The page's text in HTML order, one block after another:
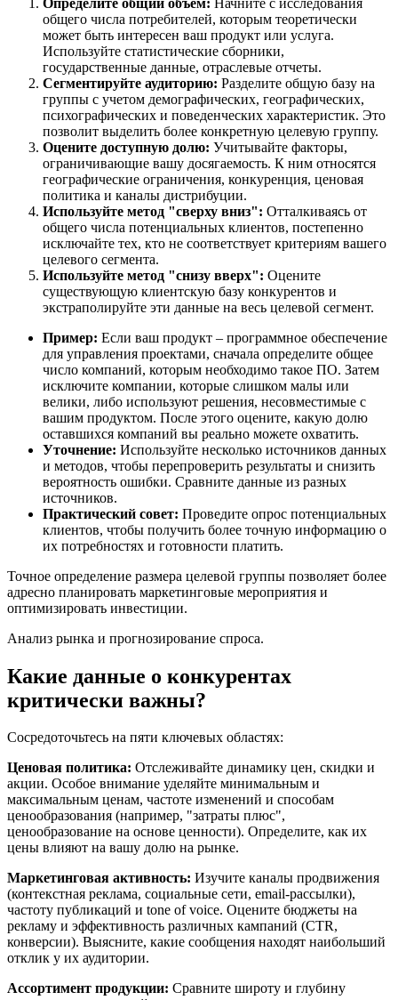
общего числа потребителей, которым теоретически
может быть интересен ваш продукт или услуга.
Используйте статистические сборники,
государственные данные, отраслевые отчеты.
Сегментируйте аудиторию: Разделите общую базу на
группы с учетом демографических, географических,
психографических и поведенческих характеристик. Это
позволит выделить более конкретную целевую группу.
Оцените доступную долю: Учитывайте факторы,
ограничивающие вашу досягаемость. К ним относятся
географические ограничения, конкуренция, ценовая
политика и каналы дистрибуции.
Используйте метод "сверху вниз": Отталкиваясь от
общего числа потенциальных клиентов, постепенно
исключайте тех, кто не соответствует критериям вашего
целевого сегмента.
Используйте метод "снизу вверх": Оцените
существующую клиентскую базу конкурентов и
экстраполируйте эти данные на весь целевой сегмент.
Пример: Если ваш продукт – программное обеспечение
для управления проектами, сначала определите общее
число компаний, которым необходимо такое ПО. Затем
исключите компании, которые слишком малы или
велики, либо используют решения, несовместимые с
вашим продуктом. После этого оцените, какую долю
оставшихся компаний вы реально можете охватить.
Уточнение: Используйте несколько источников данных
и методов, чтобы перепроверить результаты и снизить
вероятность ошибки. Сравните данные из разных
источников.
Практический совет: Проведите опрос потенциальных
клиентов, чтобы получить более точную информацию о
их потребностях и готовности платить.
Точное определение размера целевой группы позволяет более
адресно планировать маркетинговые мероприятия и
оптимизировать инвестиции.
Анализ рынка и прогнозирование спроса.
Какие данные о конкурентах
критически важны?
Сосредоточьтесь на пяти ключевых областях:
Ценовая политика: Отслеживайте динамику цен, скидки и
акции. Особое внимание уделяйте минимальным и
максимальным ценам, частоте изменений и способам
ценообразования (например, "затраты плюс",
ценообразование на основе ценности). Определите, как их
цены влияют на вашу долю на рынке.
Маркетинговая активность: Изучите каналы продвижения
(контекстная реклама, социальные сети, email-рассылки),
частоту публикаций и tone of voice. Оцените бюджеты на
рекламу и эффективность различных кампаний (CTR,
конверсии). Выясните, какие сообщения находят наибольший
отклик у их аудитории.
Ассортимент продукции: Сравните широту и глубину